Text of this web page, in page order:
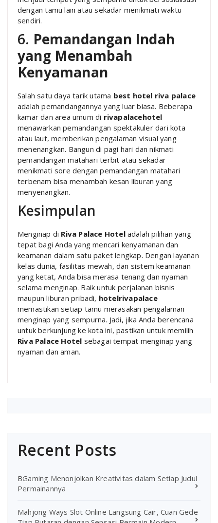
dengan tamu lain atau sekadar menikmati waktu
sendiri.
6. Pemandangan Indah
yang Menambah
Kenyamanan
Salah satu daya tarik utama best hotel riva palace
adalah pemandangannya yang luar biasa. Beberapa
kamar dan area umum di rivapalacehotel
menawarkan pemandangan spektakuler dari kota
atau laut, memberikan pengalaman visual yang
menenangkan. Bangun di pagi hari dan nikmati
pemandangan matahari terbit atau sekadar
menikmati sore dengan pemandangan matahari
terbenam bisa menambah kesan liburan yang
menyenangkan.
Kesimpulan
Menginap di Riva Palace Hoteladalah pilihan yang
tepat bagi Anda yang mencari kenyamanan dan
keamanan dalam satu paket lengkap. Dengan layanan
kelas dunia, fasilitas mewah, dan sistem keamanan
yang ketat, Anda bisa merasa tenang dan nyaman
selama menginap. Baik untuk perjalanan bisnis
maupun liburan pribadi, hotelrivapalace
memastikan setiap tamu merasakan pengalaman
menginap yang sempurna. Jadi, jika Anda berencana
untuk berkunjung ke kota ini, pastikan untuk memilih
Riva Palace Hotel sebagai tempat menginap yang
nyaman dan aman.
Recent Posts
BGaming Menonjolkan Kreativitas dalam Setiap Judul
Permainannya
Mahjong Ways Slot Online Langsung Cair, Cuan Gede